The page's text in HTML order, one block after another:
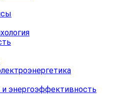
энергоэффективность